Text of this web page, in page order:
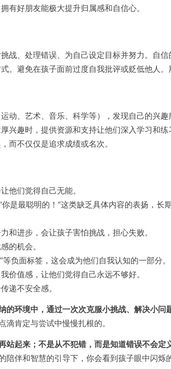
有好朋友能极大提升归属感和自信心。
战、处理错误、为自己设定目标并努力。自信
。避免在孩子面前过度自我批评或贬低他人。
动、艺术、音乐、科学等），发现自己的兴趣
兴趣时，提供资源和支持让他们深入学习和练
而不仅仅是追求成绩或名次。
他们觉得自己无能。
你是最聪明的！”这类缺乏具体内容的表扬，
和进步，会让孩子害怕挑战，担心失败。
的机会。
等负面标签，这会成为他们自我认知的一部分。
价值感，让他们觉得自己永远不够好。
递不安全感。
环境中，通过一次次克服小挑战、解决小问
肯定与尝试中慢慢扎根的。
起来；不是从不犯错，而是知道错误不会定
伴和智慧的引导下，你会看到孩子眼中闪烁